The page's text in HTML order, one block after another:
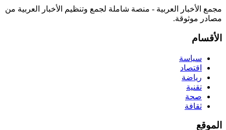
مجمع الأخبار العربية - منصة شاملة لجمع وتنظيم الأخبار العربية من
مصادر موثوقة.
الأقسام
سياسة
اقتصاد
رياضة
تقنية
صحة
ثقافة
الموقع